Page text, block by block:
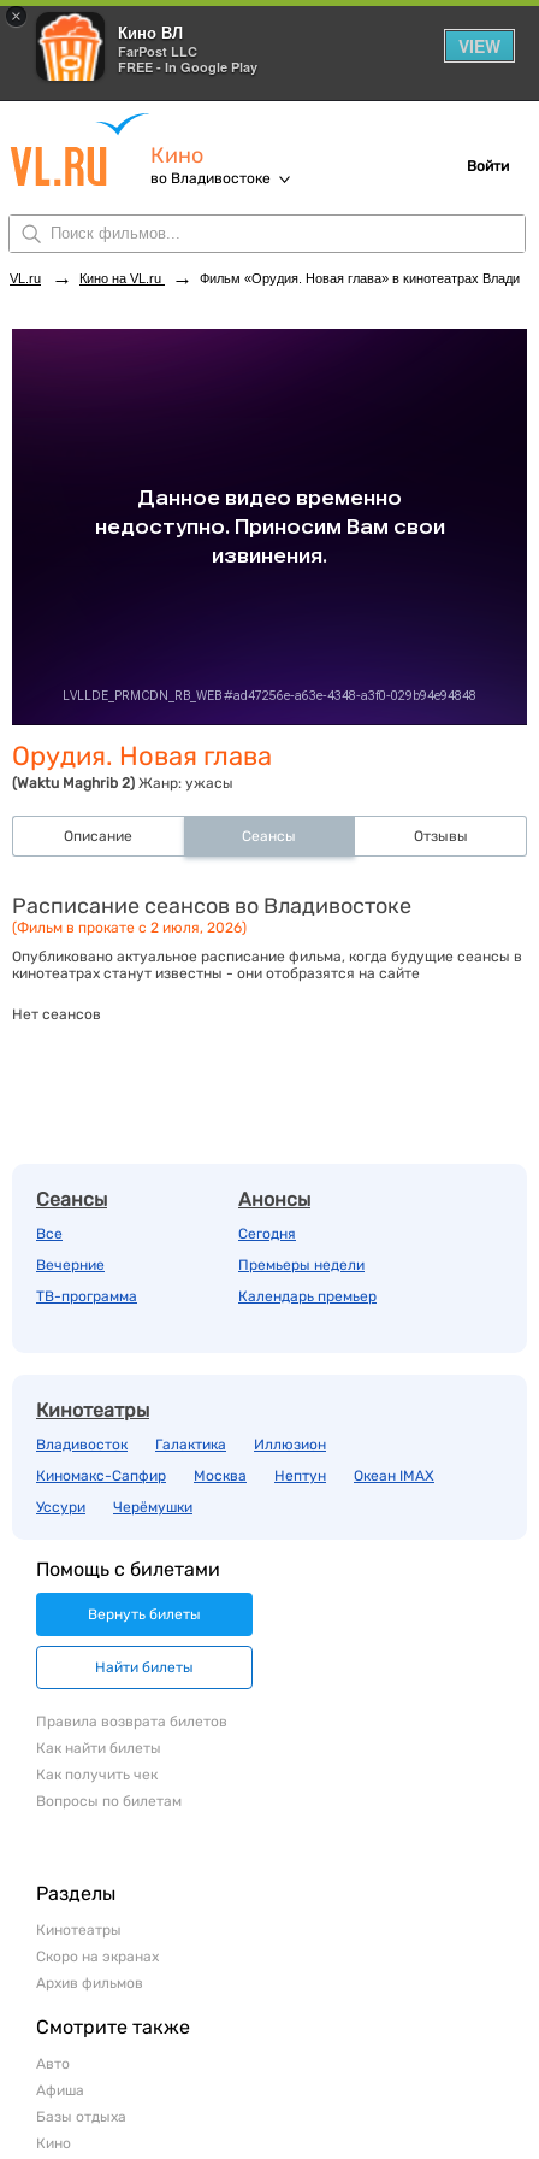
×
Кино ВЛ
FarPost LLC
FREE - In Google Play
VIEW
Кино
во Владивостоке
Войти
VL.ru → Кино на VL.ru → Фильм «Орудия. Новая глава» в кинотеатрах Владивостока. Купить билеты!
Орудия. Новая глава
(Waktu Maghrib 2) Жанр: ужасы
Описание Сеансы Отзывы
Расписание сеансов во Владивостоке
(Фильм в прокате с 2 июля, 2026)
Опубликовано актуальное расписание фильма, когда будущие сеансы в
кинотеатрах станут известны - они отобразятся на сайте
Нет сеансов
Сеансы
Все
Вечерние
ТВ-программа
Анонсы
Сегодня
Премьеры недели
Календарь премьер
Кинотеатры
Владивосток Галактика
Иллюзион
Киномакс-Сапфир
Москва Нептун
Океан IMAX
Уссури
Черёмушки
Помощь с билетами
Вернуть билеты
Найти билеты
Правила возврата билетов
Как найти билеты
Как получить чек
Вопросы по билетам
Разделы
Кинотеатры
Скоро на экранах
Архив фильмов
Смотрите также
Авто
Афиша
Базы отдыха
Кино